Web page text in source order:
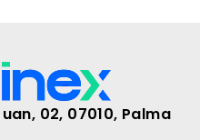
02, 07010, Palma